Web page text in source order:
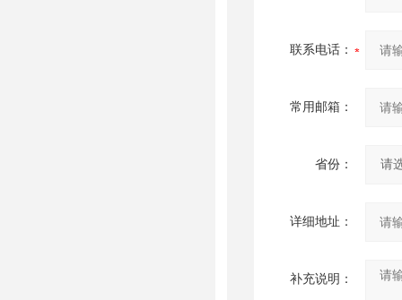
联系电话：
常用邮箱：
省份：
详细地址：
补充说明：